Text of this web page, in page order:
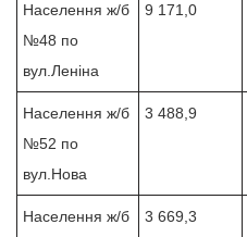
Населення ж/б
№48 по
вул.Леніна
9 171,0
Населення ж/б
№52 по
вул.Нова
3 488,9
Населення ж/б
3 669,3